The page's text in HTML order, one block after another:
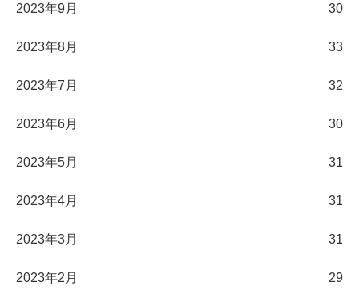
2023年9月 30
2023年8月 33
2023年7月 32
2023年6月 30
2023年5月 31
2023年4月 31
2023年3月 31
2023年2月 29